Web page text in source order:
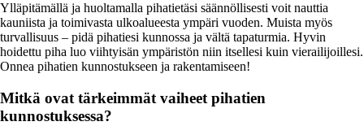
Ylläpitämällä ja huoltamalla pihatietäsi säännöllisesti voit nauttia
kauniista ja toimivasta ulkoalueesta ympäri vuoden. Muista myös
turvallisuus – pidä pihatiesi kunnossa ja vältä tapaturmia. Hyvin
hoidettu piha luo viihtyisän ympäristön niin itsellesi kuin vierailijoillesi.
Onnea pihatien kunnostukseen ja rakentamiseen!
Mitkä ovat tärkeimmät vaiheet pihatien
kunnostuksessa?